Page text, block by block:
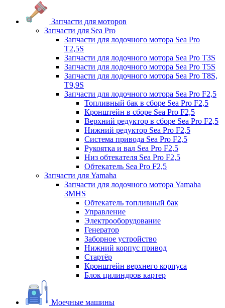
Запчасти для моторов
Запчасти для Sea Pro
Запчасти для лодочного мотора Sea Pro
Т2,5S
Запчасти для лодочного мотора Sea Pro Т3S
Запчасти для лодочного мотора Sea Pro Т5S
Запчасти для лодочного мотора Sea Pro Т8S,
T9,9S
Запчасти для лодочного мотора Sea Pro F2,5
Топливный бак в сборе Sea Pro F2,5
Кронштейн в сборе Sea Pro F2,5
Верхний редуктор в сборе Sea Pro F2,5
Нижний редуктор Sea Pro F2,5
Система привода Sea Pro F2,5
Рукоятка и вал Sea Pro F2,5
Низ обтекателя Sea Pro F2,5
Обтекатель Sea Pro F2,5
Запчасти для Yamaha
Запчасти для лодочного мотора Yamaha
3MHS
Обтекатель топливный бак
Управление
Электрооборудование
Генератор
Заборное устройство
Нижний корпус привод
Стартёр
Кронштейн верхнего корпуса
Блок цилиндров картер
Моечные машины